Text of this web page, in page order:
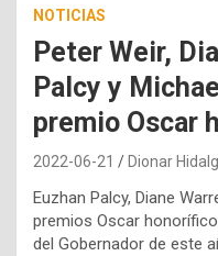
NOTICIAS
Peter Weir,
Palcy y
premio Oscar
2022-06-21 Dionar
Euzhan Palcy, Diane
premios Oscar
del Gobernador de este